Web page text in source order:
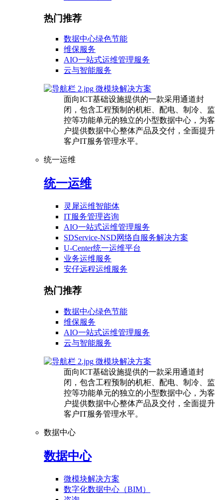
热门推荐
数据中心绿色节能
维保服务
AIO一站式运维管理服务
云与智能服务
微模块解决方案
面向ICT基础设施提供的一款采用通道封
闭，包含工程预制的机柜、配电、制冷、监
控等功能单元的独立的小型数据中心，为客
户提供数据中心整体产品及交付，全面提升
客户IT服务管理水平。
统一运维
统一运维
灵犀运维智能体
IT服务管理咨询
AIO一站式运维管理服务
SDService-NSD网络自服务解决方案
U-Center统一运维平台
业务运维服务
安仔远程运维服务
热门推荐
数据中心绿色节能
维保服务
AIO一站式运维管理服务
云与智能服务
微模块解决方案
面向ICT基础设施提供的一款采用通道封
闭，包含工程预制的机柜、配电、制冷、监
控等功能单元的独立的小型数据中心，为客
户提供数据中心整体产品及交付，全面提升
客户IT服务管理水平。
数据中心
数据中心
微模块解决方案
数字化数据中心（BIM）